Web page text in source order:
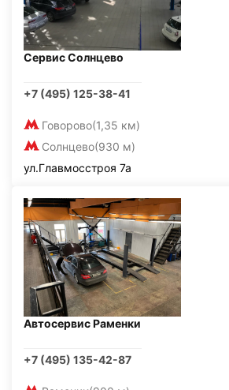
Сервис Солнцево
+7 (495) 125-38-41
Говорово(1,35 км)
Солнцево(930 м)
ул.Главмосстроя 7а
Автосервис Раменки
+7 (495) 135-42-87